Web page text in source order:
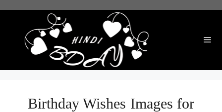
Birthday Wishes Images for